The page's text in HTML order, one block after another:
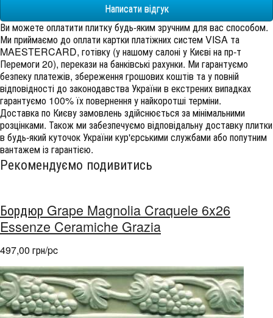
Написати відгук
Ви можете оплатити плитку будь-яким зручним для вас способом.
Ми приймаємо до оплати картки платіжних систем VISA та
MAESTERCARD, готівку (у нашому салоні у Києві на пр-т
Перемоги 20), перекази на банківські рахунки. Ми гарантуємо
безпеку платежів, збереження грошових коштів та у повній
відповідності до законодавства України в екстрених випадках
гарантуємо 100% їх повернення у найкоротші терміни.
Доставка по Києву замовлень здійснюється за мінімальними
розцінками. Також ми забезпечуємо відповідальну доставку плитки
в будь-який куточок України кур'єрськими службами або попутним
вантажем із гарантією.
Рекомендуємо подивитись
Бордюр Grape Magnolia Craquele 6x26
Essenze Ceramiche Grazia
497,00 грн/pc